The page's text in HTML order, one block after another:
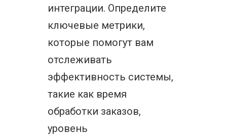
интеграции. Определите
ключевые метрики,
которые помогут вам
отслеживать
эффективность системы,
такие как время
обработки заказов,
уровень